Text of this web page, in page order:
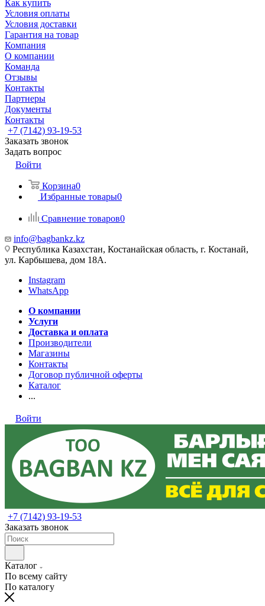
Как купить
Условия оплаты
Условия доставки
Гарантия на товар
Компания
О компании
Команда
Отзывы
Контакты
Партнеры
Документы
Контакты
+7 (7142) 93-19-53
Заказать звонок
Задать вопрос
Войти
Корзина0
Избранные товары0
Сравнение товаров0
info@bagbankz.kz
Республика Казахстан, Костанайская область, г. Костанай,
ул. Карбышева, дом 18А.
Instagram
WhatsApp
О компании
Услуги
Доставка и оплата
Производители
Магазины
Контакты
Договор публичной оферты
Каталог
...
Войти
+7 (7142) 93-19-53
Заказать звонок
Каталог
По всему сайту
По каталогу